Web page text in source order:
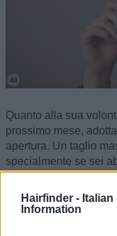
Hairfinder - Italian
Information
Quanto alla sua
prossimo mese,
apertura. Un taglio
specialmente se sei
La tua volontà di
tuo impegno per la
caschetto un po'